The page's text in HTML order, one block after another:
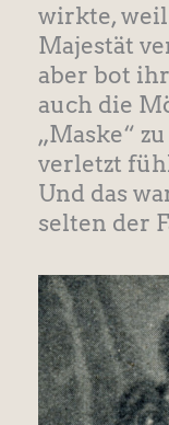
wirkte,
Majestät
aber bot
auch die
„Maske“
verletzt
Und das
selten der